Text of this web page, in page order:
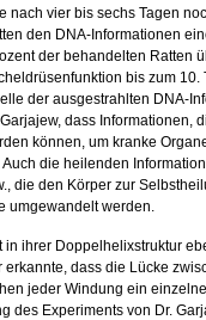
nach vier bis sechs Tagen
den DNA-Informationen
der behandelten Ratten
bis zum
der ausgestrahlten DNA-
dass Informationen,
können, um kranke
die heilenden
die den Körper zur
umgewandelt werden.
in ihrer Doppelhelixstruktur
erkannte, dass die Lücke
jeder Windung ein
des Experiments von Dr.